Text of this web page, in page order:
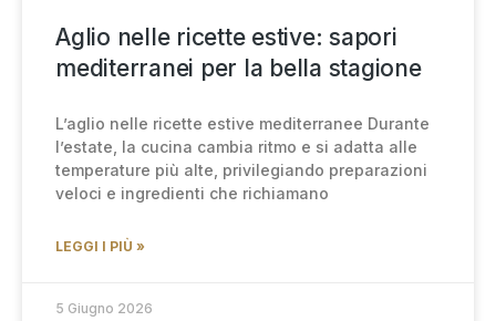
Aglio nelle ricette estive: sapori
mediterranei per la bella stagione
L’aglio nelle ricette estive mediterranee Durante
l’estate, la cucina cambia ritmo e si adatta alle
temperature più alte, privilegiando preparazioni
veloci e ingredienti che richiamano
LEGGI I PIÙ »
5 Giugno 2026